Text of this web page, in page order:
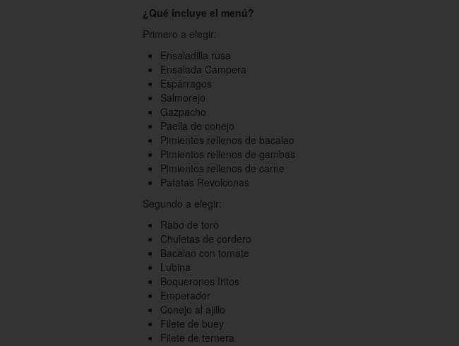
¿Qué incluye el menú?
Primero a elegir:
Ensaladilla rusa
Ensalada Campera
Espárragos
Salmorejo
Gazpacho
Paella de conejo
Pimientos rellenos de bacalao
Pimientos rellenos de gambas
Pimientos rellenos de carne
Patatas Revolconas
Segundo a elegir:
Rabo de toro
Chuletas de cordero
Bacalao con tomate
Lubina
Boquerones fritos
Emperador
Conejo al ajillo
Filete de buey
Filete de ternera